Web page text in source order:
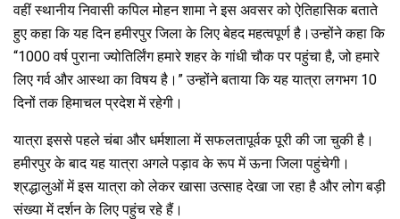
वहीं स्थानीय निवासी कपिल मोहन शामा ने इस अवसर को ऐतिहासिक बताते
हुए कहा कि यह दिन हमीरपुर जिला के लिए बेहद महत्वपूर्ण है।उन्होंने कहा कि
“1000 वर्ष पुराना ज्योतिर्लिंग हमारे शहर के गांधी चौक पर पहुंचा है, जो हमारे
लिए गर्व और आस्था का विषय है।” उन्होंने बताया कि यह यात्रा लगभग 10
दिनों तक हिमाचल प्रदेश में रहेगी।
यात्रा इससे पहले चंबा और धर्मशाला में सफलतापूर्वक पूरी की जा चुकी है।
हमीरपुर के बाद यह यात्रा अगले पड़ाव के रूप में ऊना जिला पहुंचेगी।
श्रद्धालुओं में इस यात्रा को लेकर खासा उत्साह देखा जा रहा है और लोग बड़ी
संख्या में दर्शन के लिए पहुंच रहे हैं।